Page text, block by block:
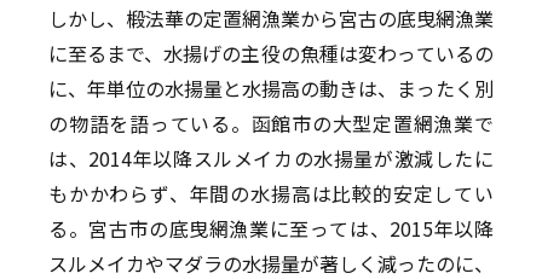
しかし、椴法華の定置網漁業から宮古の底曳網漁業
に至るまで、水揚げの主役の魚種は変わっているの
に、年単位の水揚量と水揚高の動きは、まったく別
の物語を語っている。函館市の大型定置網漁業で
は、2014年以降スルメイカの水揚量が激減したに
もかかわらず、年間の水揚高は比較的安定してい
る。宮古市の底曳網漁業に至っては、2015年以降
スルメイカやマダラの水揚量が著しく減ったのに、